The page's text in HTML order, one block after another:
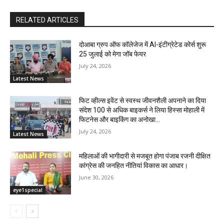
RELATED ARTICLES
Latest News
दोआबा ग्रुप ऑफ कॉलेजेज में AI-इंटीग्रेटेड कोर्स शुरू
25 जुलाई को मेगा जॉब फेयर
July 24, 2026
Latest News
फिट व्हील्स इवेंट से स्वस्थ जीवनशैली अपनाने का दिया
संदेश 100 से अधिक बाइकर्स ने लिया हिस्सा मोहाली में
फिटनेस और बाइकिंग का अनोखा...
July 24, 2026
eye1special
महिलाओं की भागीदारी से मजबूत होगा पंजाब रजनी दीक्षित
कांग्रेस की जनहित नीतियां विकास का आधार।
June 30, 2026